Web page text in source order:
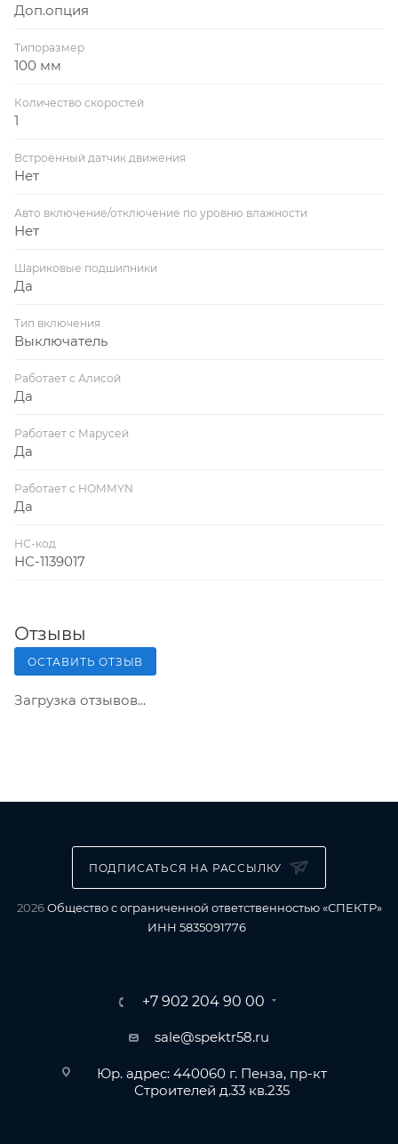
Доп.опция
Типоразмер
100 мм
Количество скоростей
1
Встроенный датчик движения
Нет
Авто включение/отключение по уровню влажности
Нет
Шариковые подшипники
Да
Тип включения
Выключатель
Работает с Алисой
Да
Работает с Марусей
Да
Работает с HOMMYN
Да
НС-код
НС-1139017
Отзывы
ОСТАВИТЬ ОТЗЫВ
Загрузка отзывов...
ПОДПИСАТЬСЯ НА РАССЫЛКУ
2026Общество с ограниченной ответственностью «СПЕКТР»
ИНН 5835091776
+7 902 204 90 00
sale@spektr58.ru
Юр. адрес: 440060 г. Пенза, пр-кт
Строителей д.33 кв.235